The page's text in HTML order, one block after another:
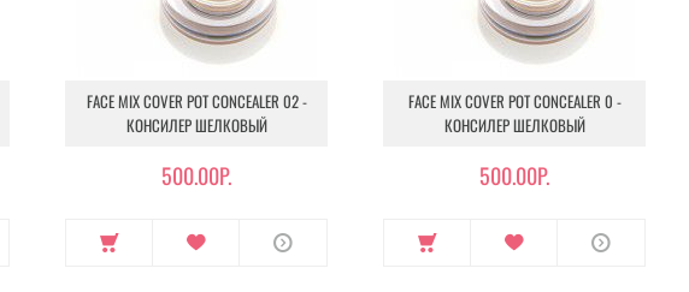
FACE MIX COVER POT CONCEALER 02 -
КОНСИЛЕР ШЕЛКОВЫЙ
500.00Р.
FACE MIX COVER POT CONCEALER 0 -
КОНСИЛЕР ШЕЛКОВЫЙ
500.00Р.